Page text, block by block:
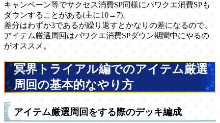
キャンペーン等でサクセス消費SP同様にパワクエ消費SPも
ダウンすることがある(主に10→7)。
差分はわずか3であるが繰り返すとかなりの差になるので、
アイテム厳選周回はパワクエ消費SPダウン期間中にやるの
がオススメ。
冥界トライアル編でのアイテム厳選
周回の基本的なやり方
アイテム厳選周回をする際のデッキ編成